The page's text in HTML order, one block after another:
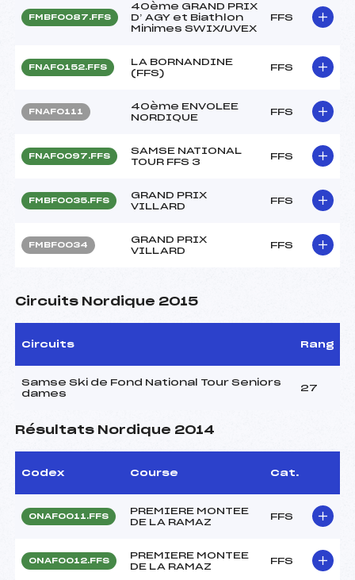
FMBF0087.FFS
40ème GRAND PRIX
D’ AGY et Biathlon
Minimes SWIX/UVEX
FFS
FNAF0152.FFS
LA BORNANDINE
(FFS)
FFS
FNAF0111
40ème ENVOLEE
NORDIQUE
FFS
FNAF0097.FFS
SAMSE NATIONAL
TOUR FFS 3
FFS
FMBF0035.FFS
GRAND PRIX
VILLARD
FFS
FMBF0034
GRAND PRIX
VILLARD
FFS
Circuits Nordique 2015
Circuits Rang
Samse Ski de Fond National Tour Seniors
dames
27
Résultats Nordique 2014
Codex Course Cat.
ONAF0011.FFS
PREMIERE MONTEE
DE LA RAMAZ
FFS
ONAF0012.FFS
PREMIERE MONTEE
DE LA RAMAZ
FFS